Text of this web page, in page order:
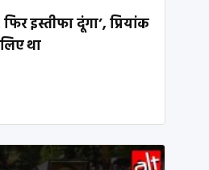
इस्तीफा दूंगा’, प्रियांक
था